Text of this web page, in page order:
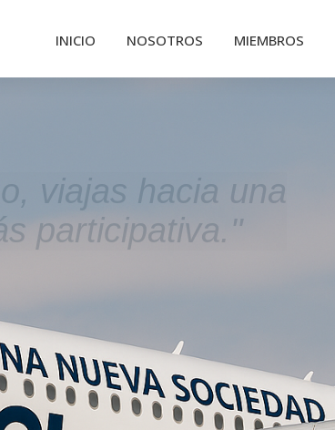
INICIO NOSOTROS MIEMBROS
viajas hacia una
participativa."